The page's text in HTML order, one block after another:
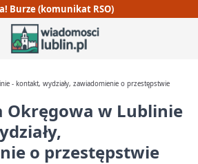
Burze (komunikat RSO)
- kontakt, wydziały, zawiadomienie o przestępstwie
w Lublinie
o przestępstwie